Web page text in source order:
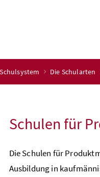
Die Schularten
Schulen für
Die Schulen für
Ausbildung in